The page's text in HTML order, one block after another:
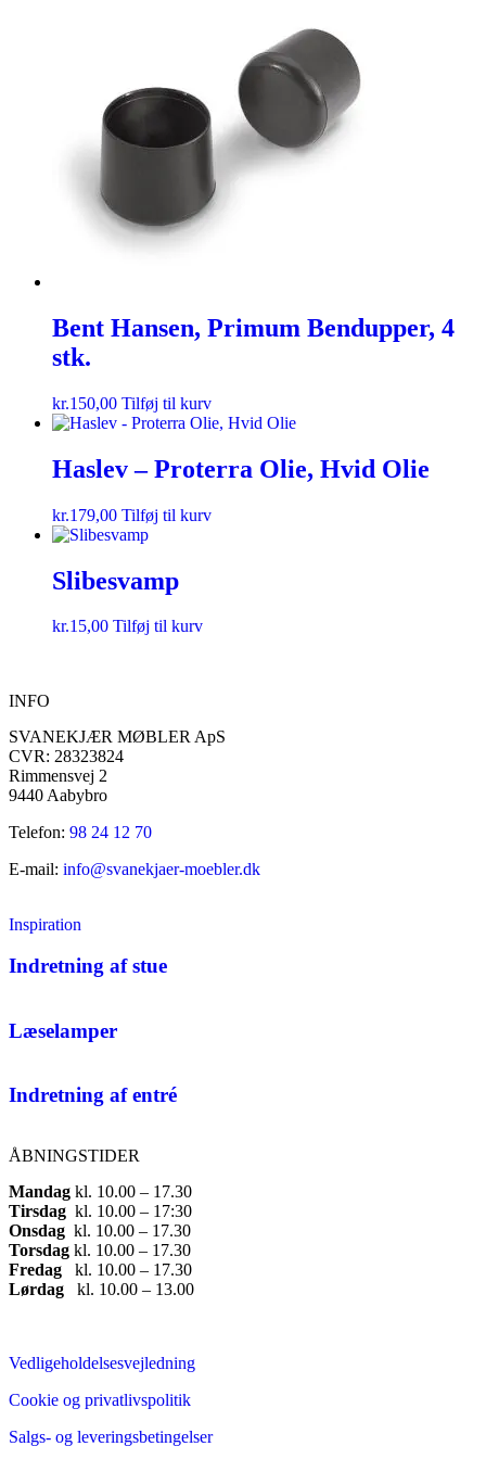
Bent Hansen, Primum Bendupper, 4
stk.
kr.150,00 Tilføj til kurv
Haslev – Proterra Olie, Hvid Olie
kr.179,00 Tilføj til kurv
Slibesvamp
kr.15,00 Tilføj til kurv
INFO
SVANEKJÆR MØBLER ApS
CVR: 28323824
Rimmensvej 2
9440 Aabybro
Telefon: 98 24 12 70
E-mail: info@svanekjaer-moebler.dk
Inspiration
Indretning af stue
Læselamper
Indretning af entré
ÅBNINGSTIDER
Mandag ​ kl. 10.00 – 17.30​
Tirsdag ​ kl. 10.00 – 17:30​
Onsdag ​ kl. 10.00 – 17.30​
Torsdag ​ kl. 10.00 – 17.30​
Fredag ​ kl. 10.00 – 17.30​
Lørdag ​ kl. 10.00 – 13.00
Vedligeholdelsesvejledning
Cookie og privatlivspolitik
Salgs- og leveringsbetingelser